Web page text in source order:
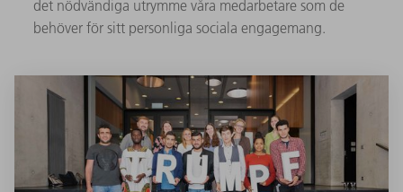
det nödvändiga utrymme våra medarbetare som de
behöver för sitt personliga sociala engagemang.